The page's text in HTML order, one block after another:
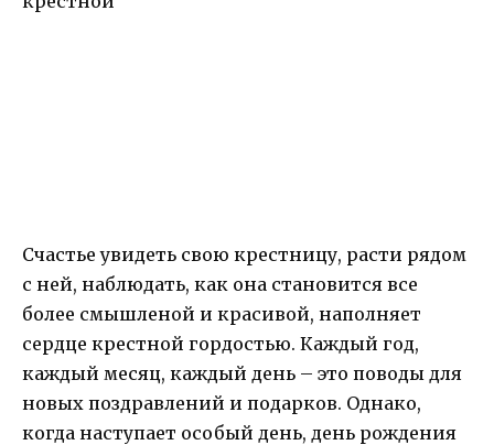
Счастье увидеть свою крестницу, расти рядом
с ней, наблюдать, как она становится все
более смышленой и красивой, наполняет
сердце крестной гордостью. Каждый год,
каждый месяц, каждый день – это поводы для
новых поздравлений и подарков. Однако,
когда наступает особый день, день рождения